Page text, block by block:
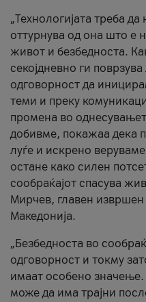
„Технологијата треба
оттурнува од она што е
живот и безбедноста.
секојдневно ги
одговорност да
теми и преку
промена во
добивме, покажаа дека
луѓе и искрено
остане како силен
сообраќајот спасува
Мирчев, главен извршен
Македонија.
„Безбедноста во
одговорност и токму
имаат особено
може да има трајни